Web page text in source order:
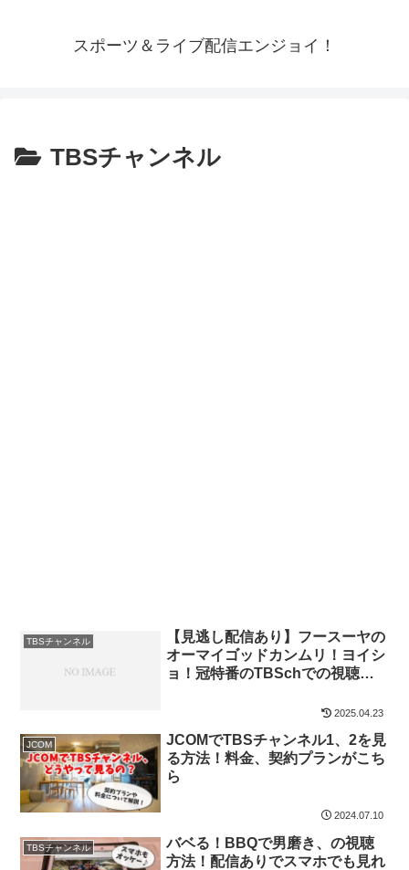
スポーツ＆ライブ配信エンジョイ！
TBSチャンネル
TBSチャンネル
【見逃し配信あり】フースーヤの
オーマイゴッドカンムリ！ヨイシ
ョ！冠特番のTBSchでの視聴方
2025.04.23
JCOM
JCOMでTBSチャンネル1、2を見
る方法！料金、契約プランがこち
ら
2024.07.10
TBSチャンネル
バベる！BBQで男磨き、の視聴
方法！配信ありでスマホでも見れ